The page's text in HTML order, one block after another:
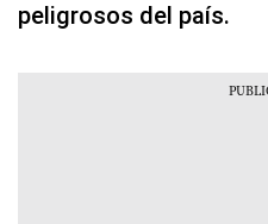
peligrosos del país.